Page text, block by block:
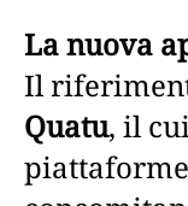
La nuova
Il
Quatu, il